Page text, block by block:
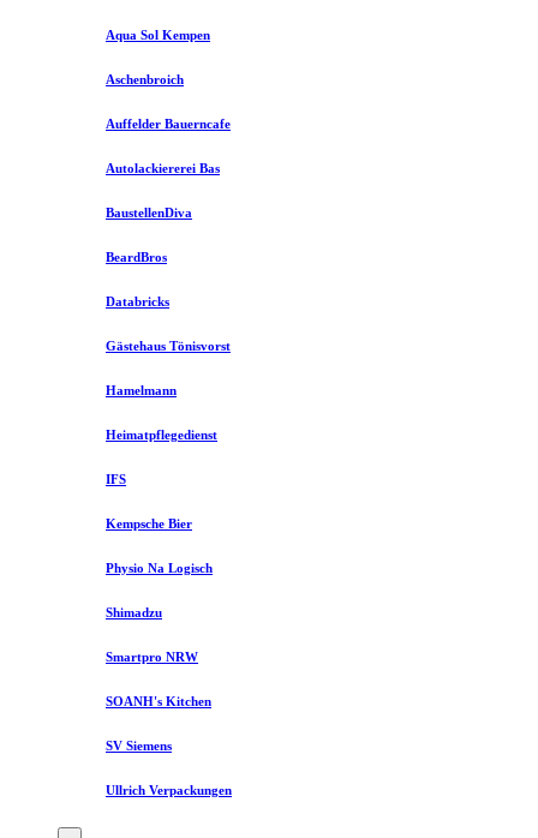
Aqua Sol Kempen
Aschenbroich
Auffelder Bauerncafe
Autolackiererei Bas
BaustellenDiva
BeardBros
Databricks
Gästehaus Tönisvorst
Hamelmann
Heimatpflegedienst
IFS
Kempsche Bier
Physio Na Logisch
Shimadzu
Smartpro NRW
SOANH's Kitchen
SV Siemens
Ullrich Verpackungen